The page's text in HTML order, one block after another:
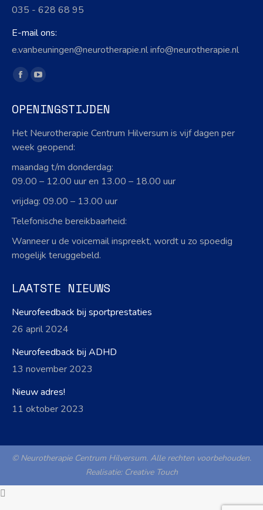
035 - 628 68 95
E-mail ons:
e.vanbeuningen@neurotherapie.nl info@neurotherapie.nl
Vind ons op:
Facebook
opens
in
new
YouTube
opens
new
OPENINGSTIJDEN
Het Neurotherapie Centrum Hilversum is vijf dagen per
week geopend:
maandag t/m donderdag:
09.00 – 12.00 uur en 13.00 – 18.00 uur
vrijdag: 09.00 – 13.00 uur
Telefonische bereikbaarheid:
Wanneer u de voicemail inspreekt, wordt u zo spoedig
mogelijk teruggebeld.
LAATSTE NIEUWS
Neurofeedback bij sportprestaties
26 april 2024
Neurofeedback bij ADHD
13 november 2023
Nieuw adres!
11 oktober 2023
© Neurotherapie Centrum Hilversum. Alle rechten voorbehouden.
Realisatie: Creative Touch